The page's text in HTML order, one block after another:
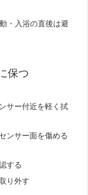
・入浴の直後は避
保つ
サー付近を軽く拭
ンサー面を傷める
する
り外す